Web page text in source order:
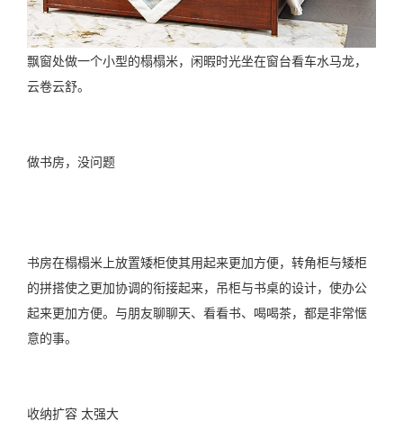
飘窗处做一个小型的榻榻米，闲暇时光坐在窗台看车水马龙，
云卷云舒。
做书房，没问题
书房在榻榻米上放置矮柜使其用起来更加方便，转角柜与矮柜
的拼搭使之更加协调的衔接起来，吊柜与书桌的设计，使办公
起来更加方便。与朋友聊聊天、看看书、喝喝茶，都是非常惬
意的事。
收纳扩容 太强大